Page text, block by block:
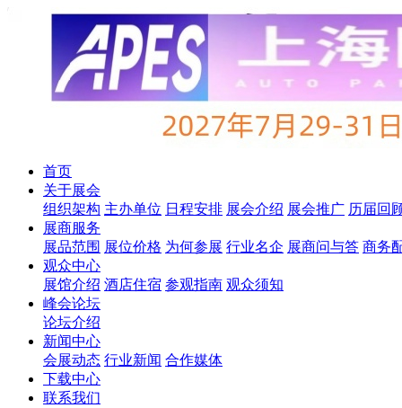
首页
关于展会
组织架构 主办单位 日程安排 展会介绍 展会推广 历届回
展商服务
展品范围 展位价格 为何参展 行业名企 展商问与答 商务
观众中心
展馆介绍 酒店住宿 参观指南 观众须知
峰会论坛
论坛介绍
新闻中心
会展动态 行业新闻 合作媒体
下载中心
联系我们